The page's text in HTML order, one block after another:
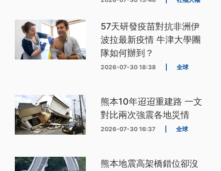
57天研發疫苗對抗非洲伊
波拉最新疫情 牛津大學團
隊如何辦到？
2026-07-30 18:38 全球
熊本10年迢迢重建路 一文
對比兩次強震各地災情
2026-07-30 16:37 全球
熊本地震高架橋錯位卻沒